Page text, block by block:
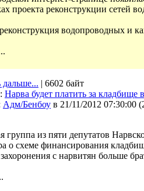
проекта реконструкции сетей
водопроводных и
дальше... | 6602 байт
: Нарва будет платить за
Адм/Бенбоу в 21/11/2012 07:30:00 (
группа из пяти депутатов
о схеме финансирования
с нарвитян больше